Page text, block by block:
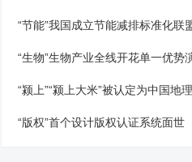
“节能”我国成立节能减排标准化联
“生物”生物产业全线开花单一优势
“颍上”“颍上大米”被认定为中国地
“版权”首个设计版权认证系统面世